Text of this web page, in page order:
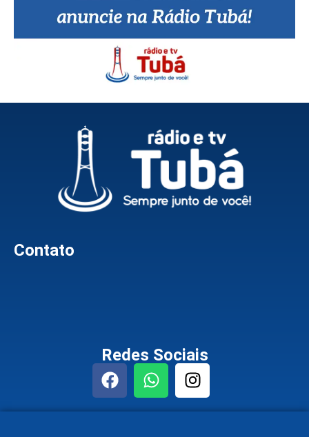
Contato
Redes Sociais